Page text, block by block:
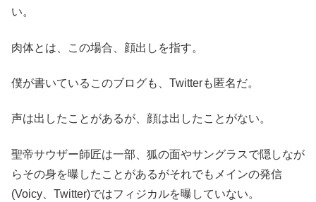
い。
肉体とは、この場合、顔出しを指す。
僕が書いているこのブログも、Twitterも匿名だ。
声は出したことがあるが、顔は出したことがない。
聖帝サウザー師匠は一部、狐の面やサングラスで隠しなが
らその身を曝したことがあるがそれでもメインの発信
(Voicy、Twitter)ではフィジカルを曝していない。